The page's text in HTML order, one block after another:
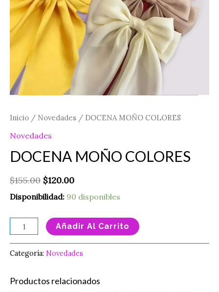
Inicio / Novedades / DOCENA MOÑO COLORES
Novedades
DOCENA MOÑO COLORES
$155.00 $120.00
Disponibilidad: 90 disponibles
Añadir Al Carrito
Categoría: Novedades
Productos relacionados